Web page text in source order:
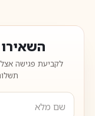
לקביעת פגישה